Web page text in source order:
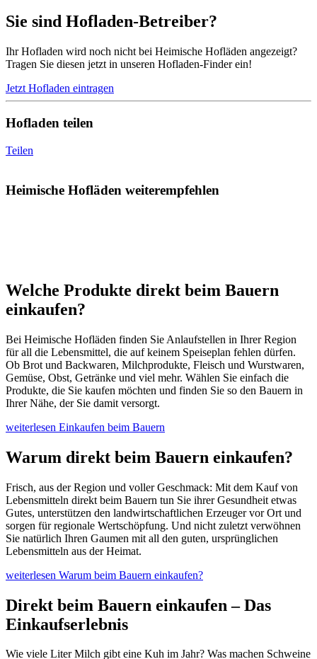
Sie sind Hofladen-Betreiber?
Ihr Hofladen wird noch nicht bei Heimische Hofläden angezeigt?
Tragen Sie diesen jetzt in unseren Hofladen-Finder ein!
Jetzt Hofladen eintragen
Hofladen teilen
Teilen
Heimische Hofläden weiterempfehlen
Welche Produkte direkt beim Bauern
einkaufen?
Bei Heimische Hofläden finden Sie Anlaufstellen in Ihrer Region
für all die Lebensmittel, die auf keinem Speiseplan fehlen dürfen.
Ob Brot und Backwaren, Milchprodukte, Fleisch und Wurstwaren,
Gemüse, Obst, Getränke und viel mehr. Wählen Sie einfach die
Produkte, die Sie kaufen möchten und finden Sie so den Bauern in
Ihrer Nähe, der Sie damit versorgt.
weiterlesen Einkaufen beim Bauern
Warum direkt beim Bauern einkaufen?
Frisch, aus der Region und voller Geschmack: Mit dem Kauf von
Lebensmitteln direkt beim Bauern tun Sie ihrer Gesundheit etwas
Gutes, unterstützen den landwirtschaftlichen Erzeuger vor Ort und
sorgen für regionale Wertschöpfung. Und nicht zuletzt verwöhnen
Sie natürlich Ihren Gaumen mit all den guten, ursprünglichen
Lebensmitteln aus der Heimat.
weiterlesen Warum beim Bauern einkaufen?
Direkt beim Bauern einkaufen – Das
Einkaufserlebnis
Wie viele Liter Milch gibt eine Kuh im Jahr? Was machen Schweine